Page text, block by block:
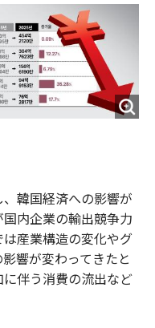
韓国経済への影響が
内企業の輸出競争力
産業構造の変化やグ
響が変わってきたと
伴う消費の流出など